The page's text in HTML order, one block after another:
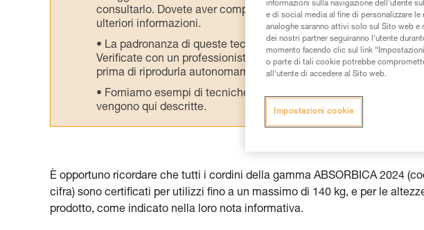
consultarlo. Dovete aver compreso le informazioni
ulteriori informazioni.
La padronanza di queste tecniche richiede una formazione ed
Verificate con un professionista la vostra capacità di rifare la
prima di riprodurla autonomamente.
Forniamo esempi di tecniche relative alla vostra attività. Ne
vengono qui descritte.
È opportuno ricordare che tutti i cordini della gamma ABSORBICA 2024
cifra) sono certificati per utilizzi fino a un massimo di 140 kg, e per le
prodotto, come indicato nella loro nota informativa.
informazioni sulla navigazione dell’utente
e di social media al fine di personalizzare
analoghe saranno attivi solo sul Sito web e
dei nostri partner seguiranno l’utente
momento facendo clic sul link
o parte di tali cookie potrebbe
all’utente di accedere al Sito web.
Impostazioni cookie